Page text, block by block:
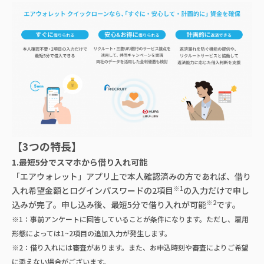
【3つの特長】
1.最短5分でスマホから借り入れ可能
「エアウォレット」アプリ上で本人確認済みの方であれば、借り
入れ希望金額とログインパスワードの2項目 ※1 の入力だけで申し
込みが完了。申し込み後、最短5分で借り入れが可能※2です。
※1：事前アンケートに回答していることが条件になります。ただし、雇用
形態によっては1~2項目の追加入力が発生します。
※2：借り入れには審査があります。また、お申込時刻や審査によりご希望
に添えない場合がございます。